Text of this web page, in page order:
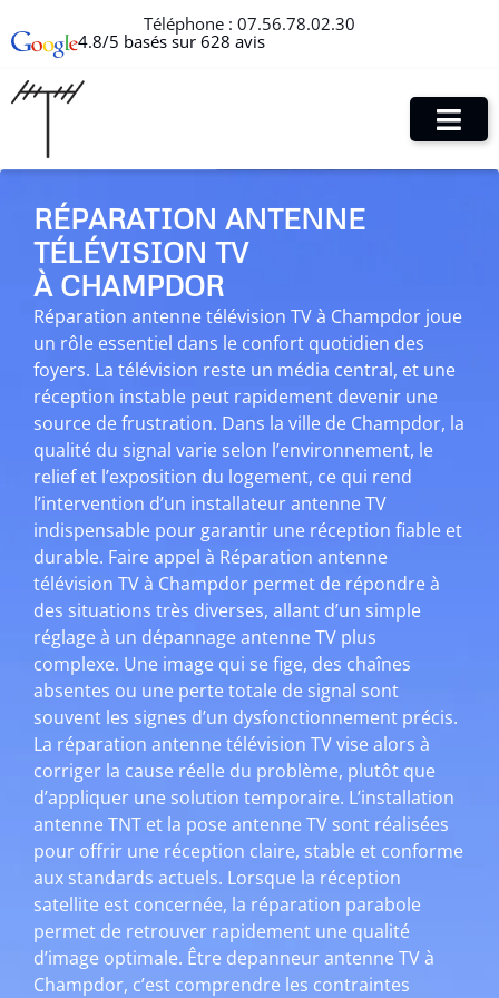
Téléphone : 07.56.78.02.30
4.8/5 basés sur 628 avis
RÉPARATION ANTENNE
TÉLÉVISION TV
À CHAMPDOR
Réparation antenne télévision TV à Champdor joue
un rôle essentiel dans le confort quotidien des
foyers. La télévision reste un média central, et une
réception instable peut rapidement devenir une
source de frustration. Dans la ville de Champdor, la
qualité du signal varie selon l’environnement, le
relief et l’exposition du logement, ce qui rend
l’intervention d’un installateur antenne TV
indispensable pour garantir une réception fiable et
durable. Faire appel à Réparation antenne
télévision TV à Champdor permet de répondre à
des situations très diverses, allant d’un simple
réglage à un dépannage antenne TV plus
complexe. Une image qui se fige, des chaînes
absentes ou une perte totale de signal sont
souvent les signes d’un dysfonctionnement précis.
La réparation antenne télévision TV vise alors à
corriger la cause réelle du problème, plutôt que
d’appliquer une solution temporaire. L’installation
antenne TNT et la pose antenne TV sont réalisées
pour offrir une réception claire, stable et conforme
aux standards actuels. Lorsque la réception
satellite est concernée, la réparation parabole
permet de retrouver rapidement une qualité
d’image optimale. Être depanneur antenne TV à
Champdor, c’est comprendre les contraintes